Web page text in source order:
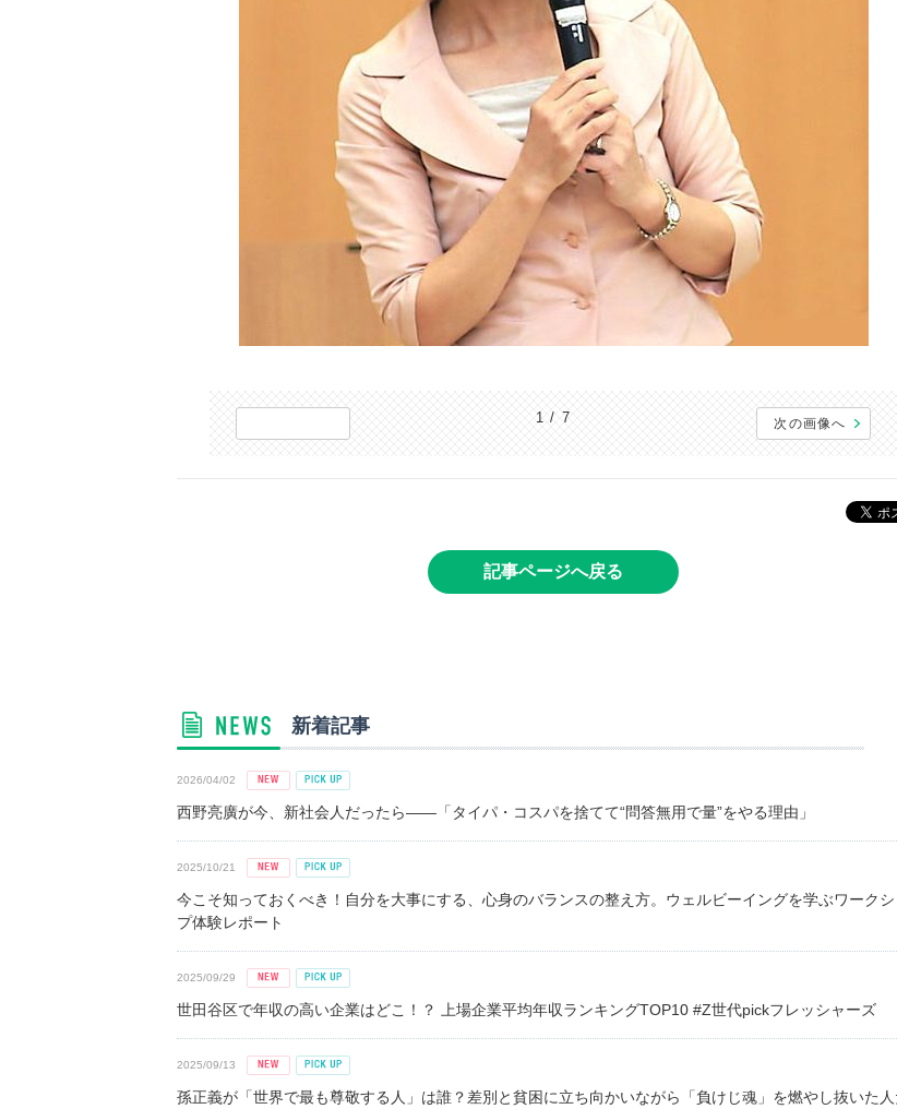
1 / 7 次の画像へ
記事ページへ戻る
新着記事
2026/04/02
西野亮廣が今、新社会人だったら――「タイパ・コスパを捨てて“問答無用で量”をやる理由」
2025/10/21
今こそ知っておくべき！自分を大事にする、心身のバランスの整え方。ウェルビーイングを学ぶワークシ
プ体験レポート
2025/09/29
世田谷区で年収の高い企業はどこ！？ 上場企業平均年収ランキングTOP10 #Z世代pickフレッシャーズ
2025/09/13
孫正義が「世界で最も尊敬する人」は誰？差別と貧困に立ち向かいながら「負けじ魂」を燃やし抜いた人